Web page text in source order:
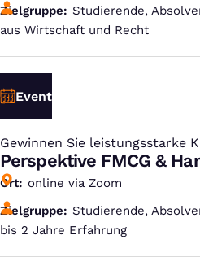
Zielgruppe
Studierende,
aus Wirtschaft und Recht
Event
Gewinnen Sie leistungsstarke
Unternehmen
:
Perspektive FMCG &
Ort
online via Zoom
Zielgruppe
Studierende,
bis 2 Jahre Erfahrung